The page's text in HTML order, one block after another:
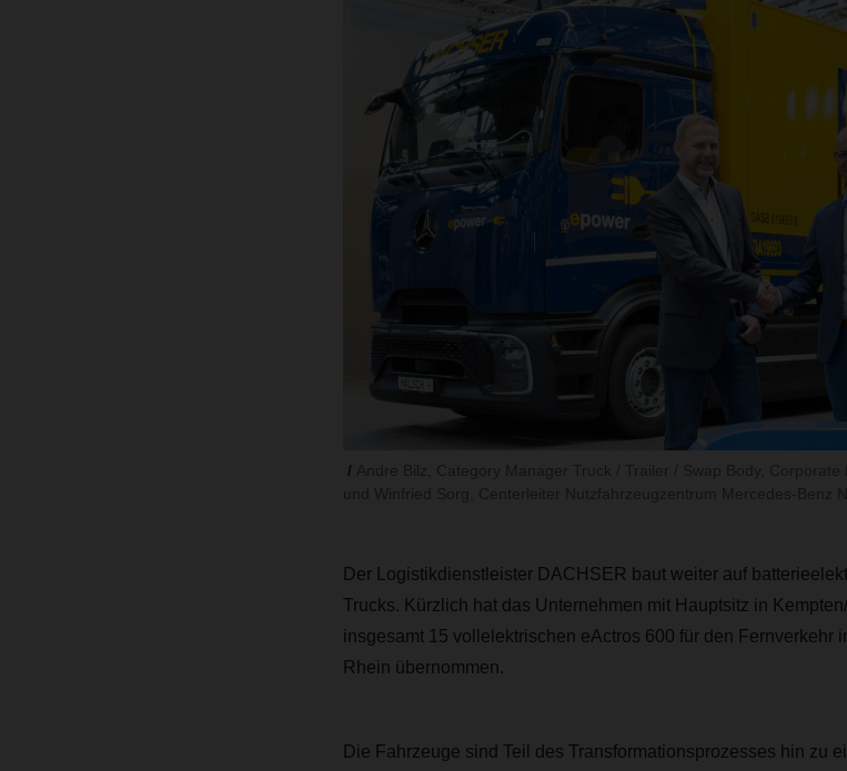
Der Logistikdienstleister DACHSER baut weiter auf
Trucks. Kürzlich hat das Unternehmen mit Hauptsitz in
insgesamt 15 vollelektrischen eActros 600 für den Fernverkehr
Rhein übernommen.
Die Fahrzeuge sind Teil des Transformationsprozesses hin zu